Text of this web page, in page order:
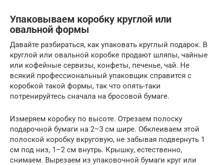
Упаковываем коробку круглой или
овальной формы
Давайте разбираться, как упаковать круглый подарок. В
круглой или овальной коробке продают шляпы, чайные
или кофейные сервизы, конфеты, печенье, чай. Не
всякий профессиональный упаковщик справится с
коробкой такой формы, так что опять-таки
потренируйтесь сначала на бросовой бумаге.
Измеряем коробку по высоте. Отрезаем полоску
подарочной бумаги на 2–3 см шире. Обклеиваем этой
полоской коробку вкруговую, не забывая подвернуть 1
см под низ, 1–2 см внутрь. Крышку, естественно,
снимаем. Вырезаем из упаковочной бумаги круг или